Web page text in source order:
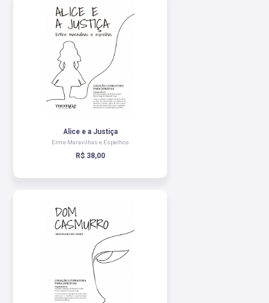
Alice e a Justiça
Entre Maravilhas e Espelhos
R$ 38,00